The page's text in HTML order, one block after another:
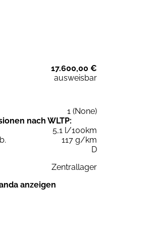
17.600,00 €
ausweisbar
1 (None)
nach WLTP:
5,1 l/100km
117 g/km
D
Zentrallager
anzeigen